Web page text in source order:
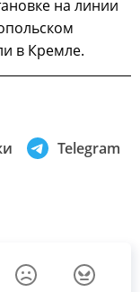
на линии
в Кремле.
Telegram